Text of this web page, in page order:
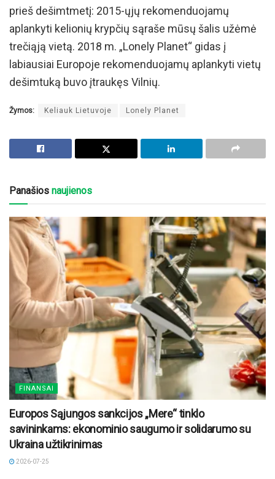
prieš dešimtmetį: 2015-ųjų rekomenduojamų
aplankyti kelionių krypčių sąraše mūsų šalis užėmė
trečiąją vietą. 2018 m. „Lonely Planet“ gidas į
labiausiai Europoje rekomenduojamų aplankyti vietų
dešimtuką buvo įtraukęs Vilnių.
Žymos: Keliauk Lietuvoje Lonely Planet
Panašios naujienos
FINANSAI
Europos Sąjungos sankcijos „Mere“ tinklo
savininkams: ekonominio saugumo ir solidarumo su
Ukraina užtikrinimas
2026-07-25